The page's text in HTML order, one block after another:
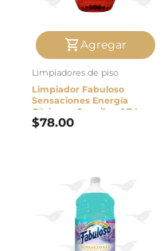
Agregar
Limpiadores de piso
Limpiador Fabuloso
Sensaciones Energía
Cítricos y Jengibre 1.7 L
$78.00
Contacto